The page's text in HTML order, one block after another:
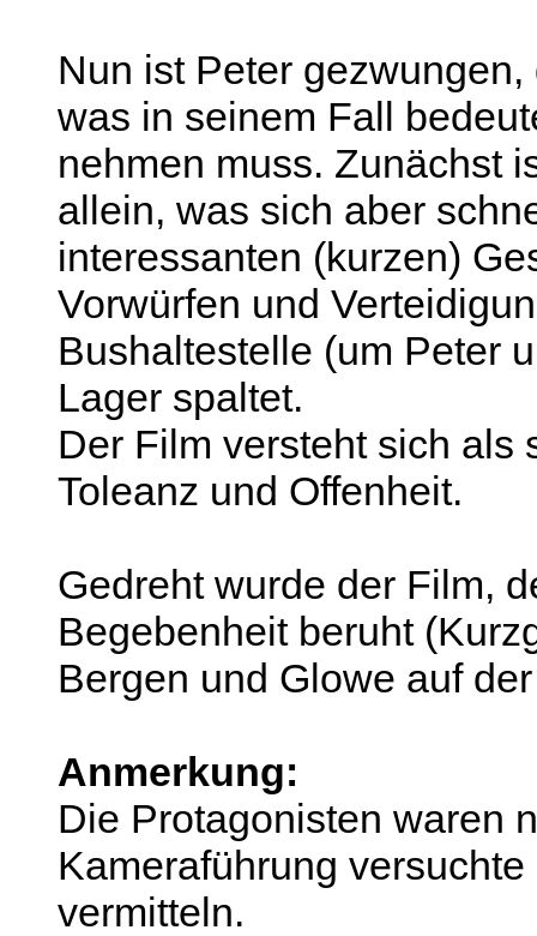
Nun ist Peter
was in seinem Fall
nehmen muss. Zunächst
allein, was sich aber
interessanten (kurzen)
Vorwürfen und
Bushaltestelle (um Peter
Lager spaltet.
Der Film versteht sich als
Toleanz und Offenheit.
Gedreht wurde der Film,
Begebenheit beruht
Bergen und Glowe auf
Anmerkung:
Die Protagonisten waren
Kameraführung
vermitteln.